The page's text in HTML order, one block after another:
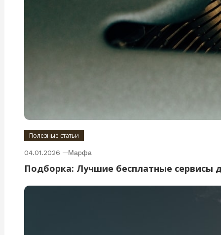
Полезные статьи
04.01.2026 Марфа
Подборка: Лучшие бесплатные сервисы